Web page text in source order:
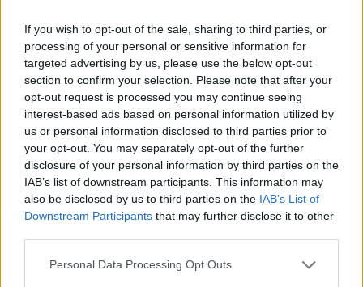
If you wish to opt-out of the sale, sharing to third parties, or
processing of your personal or sensitive information for
targeted advertising by us, please use the below opt-out
section to confirm your selection. Please note that after your
opt-out request is processed you may continue seeing
interest-based ads based on personal information utilized by
us or personal information disclosed to third parties prior to
your opt-out. You may separately opt-out of the further
disclosure of your personal information by third parties on the
IAB’s list of downstream participants. This information may
also be disclosed by us to third parties on the IAB’s List of
Downstream Participants that may further disclose it to other
Please note that this website/app uses one or more Google
Personal Data Processing Opt Outs
Petrolio in calo, Brent a 88.9 USD dopo un ribasso del 8.3%
Andrea Innocenti · 7 Ago 2026